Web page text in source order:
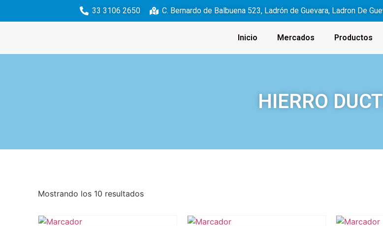
33 3106 2650 C. Bernardo de Balbuena 523, Ladrón de Guevara, Ladron De
Inicio Mercados Productos
HIERRO
Mostrando los 10 resultados